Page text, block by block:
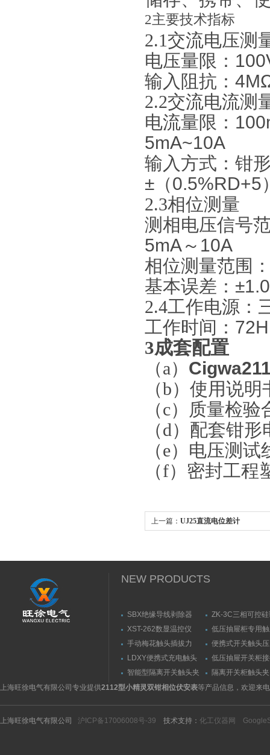
2主要技术指标
2.1交流电压测
电压量限：
输入阻抗： 4M
2.2交流电流测
电流量限：
5mA~10A
输入方式： 钳
± （0.5%RD+5
2.3相位测量
测相电压信号
5mA～ 10A
相位测量范围
基本误差 ：
2.4工作电源：
工作时间： 72H
3成套配置
（a） Cigwa
（b）使用说明
（c）质量检
（d）配套钳
（e）电压测试
（f）密封工程
上一篇： UJ25直流电位差计
NEW PRODUCTS
SBX绝缘导线剥除器
ZK-3C三相可控
触发器
XST-262数显温控仪
低压抽屉柜专用
力测量仪套装
手动梅花触头插拔力
（推拉力）测量仪
便携式开关触头
（夹紧力）测量仪
LDXY便携式充电触头
（指）夹紧力测量仪
低压抽屉开关柜
触头（夹紧力）
智能型隔离开关触头夹
紧力测试仪
隔离开关柜触头
测试仪/精度传感
上海旺徐电气有限公司专业提供2112型小精灵双钳相位伏安表等产品信息，欢迎来
上海旺徐电气有限公司 沪ICP备17006008号-39 技术支持： 化工仪器网